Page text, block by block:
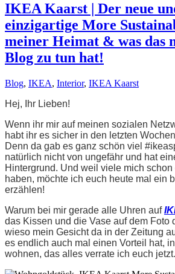
IKEA Kaarst | Der neue
einzigartige More
meiner Heimat & was das
Blog zu tun hat!
Blog, IKEA, Interior, IKEA Kaarst
Hej, Ihr Lieben!
Wenn ihr mir auf meinen sozialen
habt ihr es sicher in den letzten
Denn da gab es ganz schön viel
natürlich nicht von ungefähr und hat
Hintergrund. Und weil viele mich
haben, möchte ich euch heute mal ein
erzählen!
Warum bei mir gerade alle Uhren auf
das Kissen und die Vase auf dem Foto
wieso mein Gesicht da in der Zeitung
es endlich auch mal einen Vorteil hat,
wohnen, das alles verrate ich euch